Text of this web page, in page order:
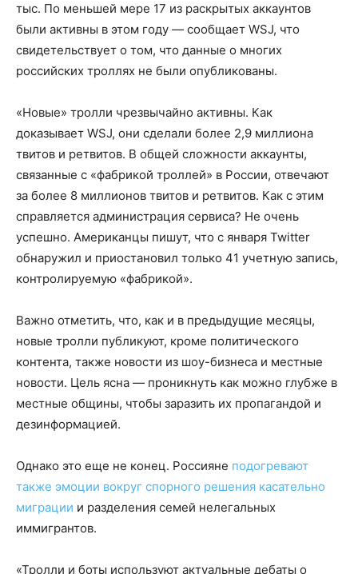
тыс. По меньшей мере 17 из раскрытых аккаунтов
были активны в этом году — сообщает WSJ, что
свидетельствует о том, что данные о многих
российских троллях не были опубликованы.
«Новые» тролли чрезвычайно активны. Как
доказывает WSJ, они сделали более 2,9 миллиона
твитов и ретвитов. В общей сложности аккаунты,
связанные с «фабрикой троллей» в России, отвечают
за более 8 миллионов твитов и ретвитов. Как с этим
справляется администрация сервиса? Не очень
успешно. Американцы пишут, что с января Twitter
обнаружил и приостановил только 41 учетную запись,
контролируемую «фабрикой».
Важно отметить, что, как и в предыдущие месяцы,
новые тролли публикуют, кроме политического
контента, также новости из шоу-бизнеса и местные
новости. Цель ясна — проникнуть как можно глубже в
местные общины, чтобы заразить их пропагандой и
дезинформацией.
Однако это еще не конец. Россияне подогревают
также эмоции вокруг спорного решения касательно
миграции и разделения семей нелегальных
иммигрантов.
«Тролли и боты используют актуальные дебаты о